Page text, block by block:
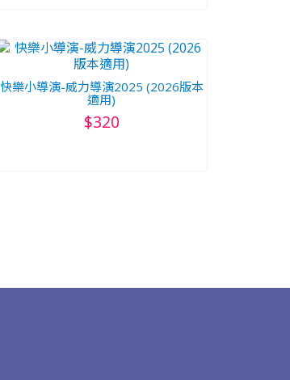
快樂小導演-威力導演2025 (2026版本
適用)
$320